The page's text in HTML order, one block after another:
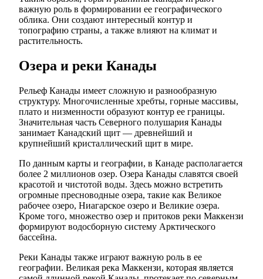
важную роль в формировании ее географического
облика. Они создают интересный контур и
топографию страны, а также влияют на климат и
растительность.
Озера и реки Канады
Рельеф Канады имеет сложную и разнообразную
структуру. Многочисленные хребты, горные массивы,
плато и низменности образуют контур ее границы.
Значительная часть Северного полушария Канады
занимает Канадский щит — древнейший и
крупнейший кристаллический щит в мире.
По данным карты и географии, в Канаде располагается
более 2 миллионов озер. Озера Канады славятся своей
красотой и чистотой воды. Здесь можно встретить
огромные пресноводные озера, такие как Великое
рабочее озеро, Ниагарское озеро и Великие озера.
Кроме того, множество озер и притоков реки Маккензи
формируют водосборную систему Арктического
бассейна.
Реки Канады также играют важную роль в ее
географии. Великая река Маккензи, которая является